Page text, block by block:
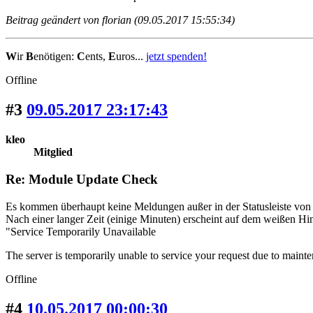
Beitrag geändert von florian (09.05.2017 15:55:34)
WirBenötigen: Cents, Euros... jetzt spenden!
Offline
#3 09.05.2017 23:17:43
kleo
Mitglied
Re: Module Update Check
Es kommen überhaupt keine Meldungen außer in der Statusleiste
Nach einer langer Zeit (einige Minuten) erscheint auf dem weißen
"Service Temporarily Unavailable
The server is temporarily unable to service your request due to
Offline
#4 10.05.2017 00:00:30